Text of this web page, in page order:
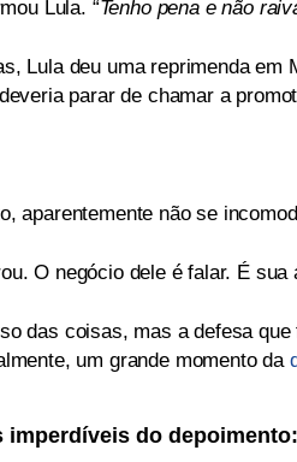
Lula. “Tenho pena e não
Lula deu uma reprimenda em
parar de chamar a
aparentemente não se
O negócio dele é falar. É sua
das coisas, mas a defesa
um grande momento da
imperdíveis do depoimento: